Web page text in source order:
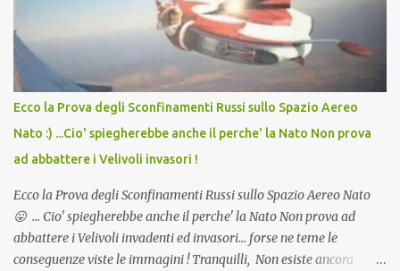
l'articolo per NON Dimenticare!
Ecco la Prova degli Sconfinamenti Russi sullo Spazio Aereo
Nato :) ...Cio' spiegherebbe anche il perche' la Nato Non prova
ad abbattere i Velivoli invasori !
Ecco la Prova degli Sconfinamenti Russi sullo Spazio Aereo Nato
😛 ... Cio' spiegherebbe anche il perche' la Nato Non prova ad
abbattere i Velivoli invadenti ed invasori... forse ne teme le
conseguenze viste le immagini ! Tranquilli, Non esiste ancora